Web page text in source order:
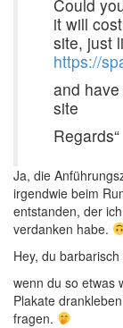
Could
it will
site, just
https://
and
site
Regards“
Ja, die
irgendwie beim
entstanden, der
verdanken habe.
Hey, du
wenn du so etwas
Plakate
fragen.